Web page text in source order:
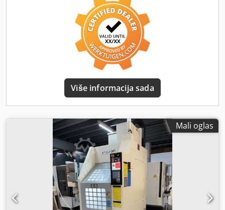
Machinery: #79155 Serijski broj mašine: SOP02060 Cena:
£17,950.00 + PDV Iako smo uložili sve napore da navedene
informacije budu tačne, ne garantujemo njihovu
potpunost. Preporučujemo zainteresovanim kupcima da
sami provere sve bitne detalje. Zakon o zaštiti zdravlja i
bezbednosti na radu iz 1974. godine: Nije realno izvodljivo
za nas kao dobavljača da obezbedimo da roba u vašoj
specifičnoj primeni ispunjava zahteve Zakona u vezi sa
zaštitom, itd. Kupci treba da angažuju stručnjaka za
Više informacija sada
Mali oglas